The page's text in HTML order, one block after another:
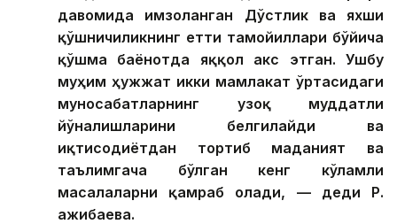
давомида имзоланган Дўстлик ва яхши
қўшничиликнинг етти тамойиллари бўйича
қўшма баёнотда яққол акс этган. Ушбу
муҳим ҳужжат икки мамлакат ўртасидаги
муносабатларнинг узоқ муддатли
йўналишларини белгилайди ва
иқтисодиётдан тортиб маданият ва
таълимгача бўлган кенг кўламли
масалаларни қамраб олади, — деди Р.
Қажибаева.